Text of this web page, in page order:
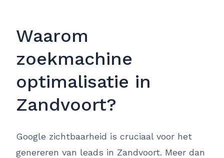
Waarom
zoekmachine
optimalisatie in
Zandvoort?
Google zichtbaarheid is cruciaal voor het
genereren van leads in Zandvoort. Meer dan